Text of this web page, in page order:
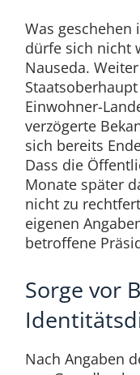
Was
dürfe sich nicht
Nauseda.
Einwohner-
verzögerte
sich bereits
Dass die
Monate später
nicht zu
eigenen
betroffene
Sorge vor
Nach Angaben